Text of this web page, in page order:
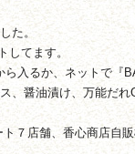
た。
してます。
入るか、ネットで『
、醤油漬け、万能だ
７店舗、香心商店自